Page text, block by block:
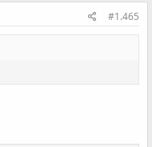
#1.465